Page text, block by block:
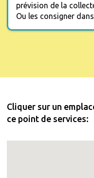
prévision de la
Ou les consigner
Cliquer sur un
ce point de services: